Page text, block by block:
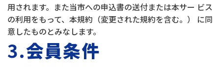
用されます。また当市への申込書の送付または本サー ビス
の利用をもって、本規約（変更された規約を含む。） に同
意したものとみなします。
3.会員条件